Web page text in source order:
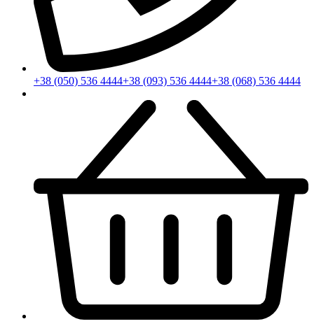
+38 (050) 536 4444+38 (093) 536 4444+38 (068) 536 4444